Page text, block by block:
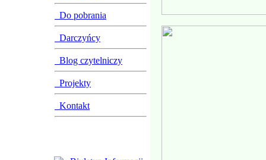
Do pobrania
Darczyńcy
Blog czytelniczy
Projekty
Kontakt